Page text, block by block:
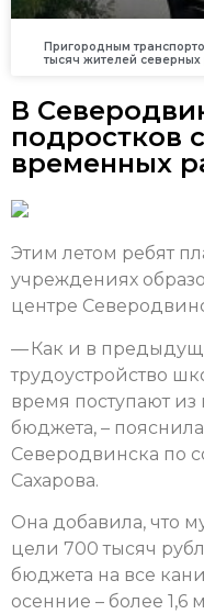
Пригородным
тысяч жителей северных
В
подростков
временных
Этим летом ребят
учреждениях
центре
— Как и в
трудоустройство
время поступают
бюджета, –
Северодвинска по
Сахарова.
Она добавила, что
цели 700 тысяч
бюджета на все
осенние – более 1,6